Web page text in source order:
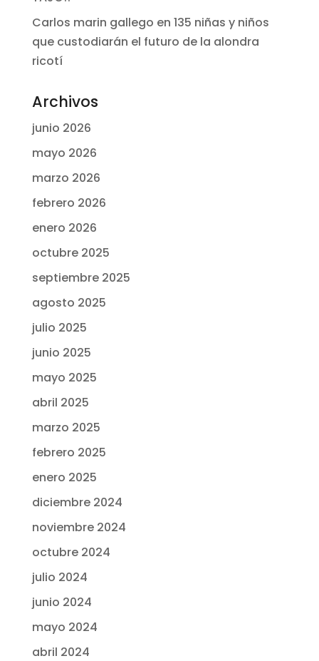
Carlos marin gallego en 135 niñas y niños
que custodiarán el futuro de la alondra
ricotí
Archivos
junio 2026
mayo 2026
marzo 2026
febrero 2026
enero 2026
octubre 2025
septiembre 2025
agosto 2025
julio 2025
junio 2025
mayo 2025
abril 2025
marzo 2025
febrero 2025
enero 2025
diciembre 2024
noviembre 2024
octubre 2024
julio 2024
junio 2024
mayo 2024
abril 2024